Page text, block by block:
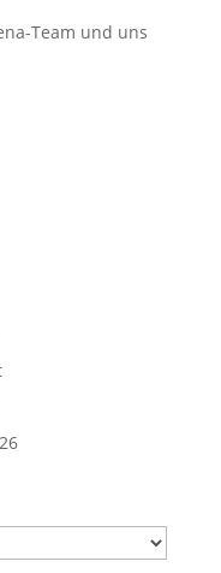
Team und uns